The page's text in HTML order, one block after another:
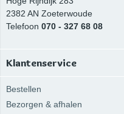
2382 AN Zoeterwoude
Telefoon 070 - 327 68 08
Klantenservice
Bestellen
Bezorgen & afhalen